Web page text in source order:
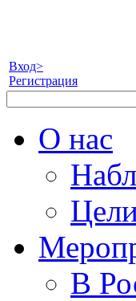
Вход>
Регистрация
О нас
В